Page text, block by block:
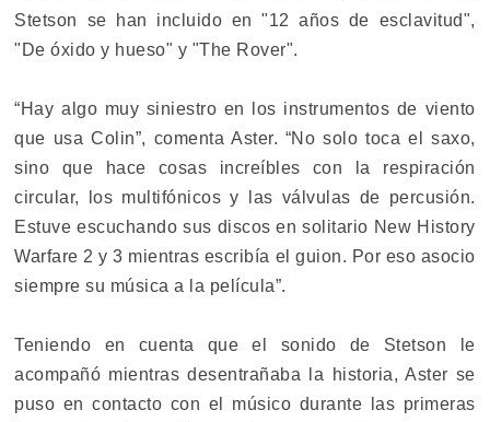
Stetson se han incluido en "12 años de esclavitud",
"De óxido y hueso" y "The Rover".
“Hay algo muy siniestro en los instrumentos de viento
que usa Colin”, comenta Aster. “No solo toca el saxo,
sino que hace cosas increíbles con la respiración
circular, los multifónicos y las válvulas de percusión.
Estuve escuchando sus discos en solitario New History
Warfare 2 y 3 mientras escribía el guion. Por eso asocio
siempre su música a la película”.
Teniendo en cuenta que el sonido de Stetson le
acompañó mientras desentrañaba la historia, Aster se
puso en contacto con el músico durante las primeras